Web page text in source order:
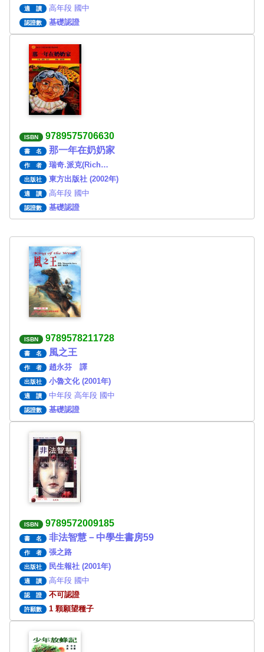
適 讀 高年段 國中
認證數 基礎認證
ISBN 9789575706630
書 名 那一年在奶奶家
作 者 瑞奇.派克(Rich…
出版社 東方出版社 (2002年)
適 讀 高年段 國中
認證數 基礎認證
ISBN 9789578211728
書 名 風之王
作 者 趙永芬 譯
出版社 小魯文化 (2001年)
適 讀 中年段 高年段 國中
認證數 基礎認證
ISBN 9789572009185
書 名 非法智慧－中學生書房59
作 者 張之路
出版社 民生報社 (2001年)
適 讀 高年段 國中
認 證 不可認證
許願數 1 顆願望種子